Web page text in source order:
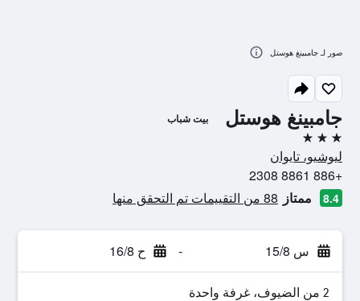
جامبينغ هوستل بيت شباب
3 نجوم
ليوشيو، تايوان
+886 8861 2308
8.4 ممتاز 88 من التقييمات تم التحقق منها
س 15/8 - ح 16/8
2 من الضيوف، غرفة واحدة
صور لـ جامبينغ هوستل